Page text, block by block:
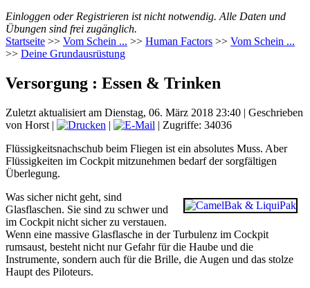
Einloggen oder Registrieren ist nicht notwendig. Alle Daten und
Übungen sind frei zugänglich.
Startseite >> Vom Schein ... >> Human Factors >> Vom Schein ...
>> Deine Grundausrüstung
Versorgung : Essen & Trinken
Zuletzt aktualisiert am Dienstag, 06. März 2018 23:40 | Geschrieben
von Horst | |
| Zugriffe: 34036
Flüssigkeitsnachschub beim Fliegen ist ein absolutes Muss. Aber
Flüssigkeiten im Cockpit mitzunehmen bedarf der sorgfältigen
Überlegung.
Was sicher nicht geht, sind
Glasflaschen. Sie sind zu schwer und
im Cockpit nicht sicher zu verstauen.
Wenn eine massive Glasflasche in der Turbulenz im Cockpit
rumsaust, besteht nicht nur Gefahr für die Haube und die
Instrumente, sondern auch für die Brille, die Augen und das stolze
Haupt des Piloteurs.